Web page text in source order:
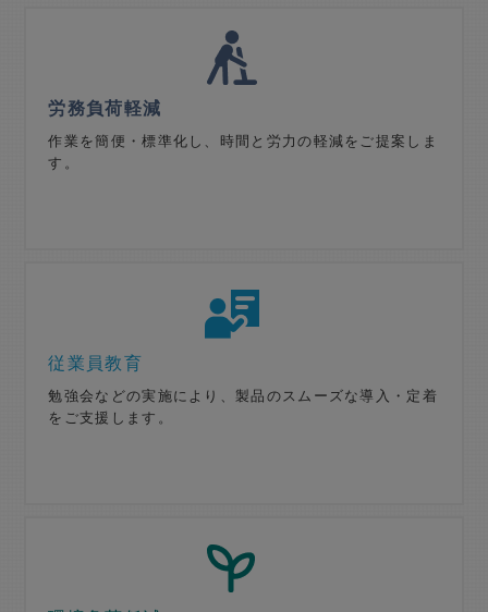
労務負荷軽減
作業を簡便・標準化し、時間と労力の軽減をご提案しま
す。
従業員教育
勉強会などの実施により、製品のスムーズな導入・定着
をご支援します。​